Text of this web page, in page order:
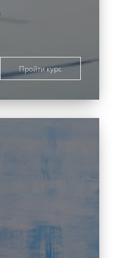
Пройти курс